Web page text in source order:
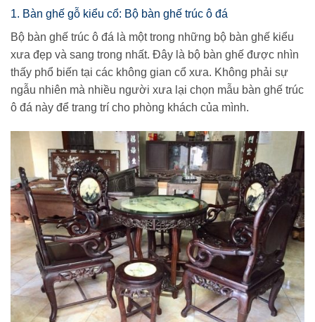
1. Bàn ghế gỗ kiểu cổ: Bộ bàn ghế trúc ô đá
Bộ bàn ghế trúc ô đá là một trong những bộ bàn ghế kiểu
xưa đẹp và sang trong nhất. Đây là bộ bàn ghế được nhìn
thấy phổ biến tại các không gian cổ xưa. Không phải sự
ngẫu nhiên mà nhiều người xưa lại chọn mẫu bàn ghế trúc
ô đá này để trang trí cho phòng khách của mình.